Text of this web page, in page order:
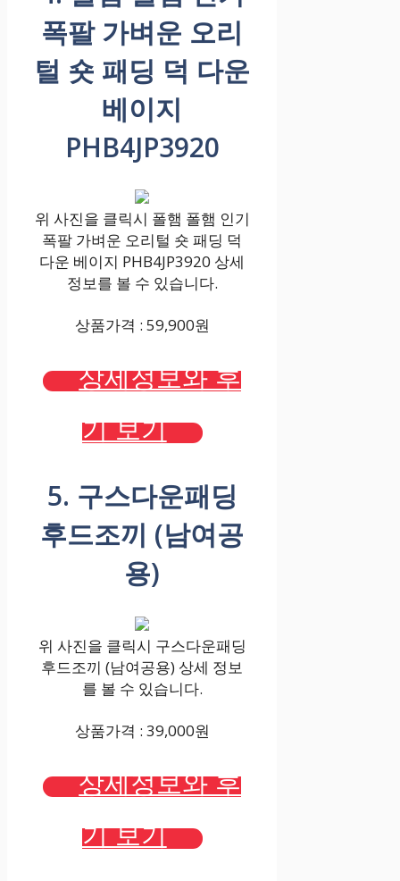
폭팔 가벼운 오리
털 숏 패딩 덕 다운
베이지
PHB4JP3920
위 사진을 클릭시 폴햄 폴햄 인기
폭팔 가벼운 오리털 숏 패딩 덕
다운 베이지 PHB4JP3920 상세
정보를 볼 수 있습니다.
상품가격 : 59,900원
상세정보와 후
기 보기
5. 구스다운패딩
후드조끼 (남여공
용)
위 사진을 클릭시 구스다운패딩
후드조끼 (남여공용) 상세 정보
를 볼 수 있습니다.
상품가격 : 39,000원
상세정보와 후
기 보기